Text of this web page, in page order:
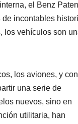
el Benz
incontables
los vehículos son
los aviones, y con
una serie de
nuevos, sino en
utilitaria, han